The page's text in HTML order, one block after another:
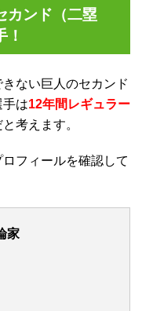
カンド（二塁
ない巨人のセカンド
は12年間レギュラー
と考えます。
フィールを確認して
家